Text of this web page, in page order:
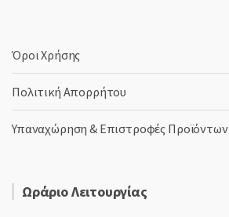
Όροι Χρήσης
Πολιτική Απορρήτου
Υπαναχώρηση & Επιστροφές Προϊόντων
Ωράριο Λειτουργίας